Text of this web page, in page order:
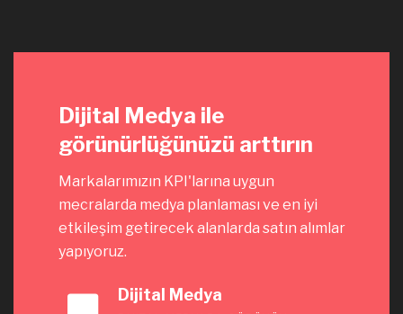
Dijital Medya ile
görünürlüğünüzü arttırın
Markalarımızın KPI'larına uygun
mecralarda medya planlaması ve en iyi
etkileşim getirecek alanlarda satın alımlar
yapıyoruz.
Dijital Medya